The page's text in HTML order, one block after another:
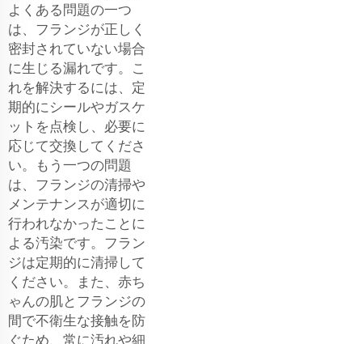
よくある問題の一つ
は、フランジが正しく
密封されていない場合
に生じる漏れです。こ
れを解決するには、定
期的にシールやガスケ
ットを点検し、必要に
応じて交換してくださ
い。もう一つの問題
は、フランジの清掃や
メンテナンスが適切に
行われなかったことに
よる汚染です。フラン
ジは定期的に清掃して
ください。また、赤ち
ゃんの肌とフランジの
間で不衛生な接触を防
ぐため、常に汚れや細